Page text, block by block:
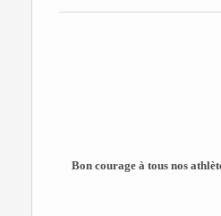
Bon courage à tous nos